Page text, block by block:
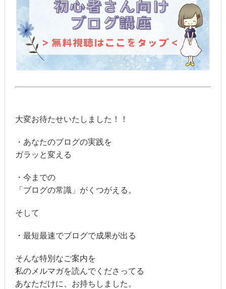
大変お待たせいたしました！！
・あなたのブログの実践を
ガラッと変える
・今までの
「ブログの常識」がくつがえる。
そして
・最短最速でブログで成果が出る
そんな特別なご案内を
私のメルマガを読んでくださってる
あなただけに、お持ちしました。